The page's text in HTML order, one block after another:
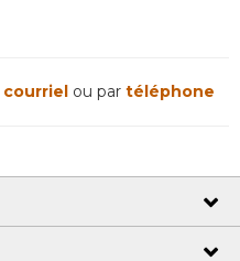
courriel ou par téléphone